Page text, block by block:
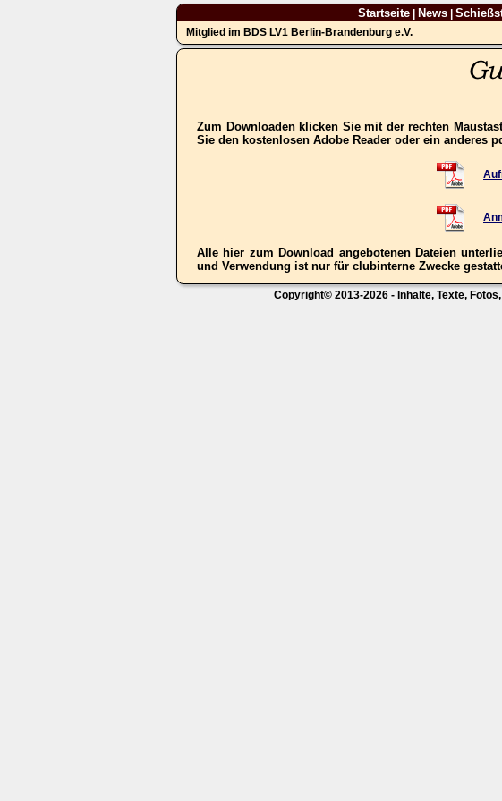
Startseite| News|
Mitglied im BDS LV1 Berlin-Brandenburg e.V.
Zum Downloaden klicken Sie mit der rechten
Sie den kostenlosen Adobe Reader oder ein anderes
Alle hier zum Download angebotenen Dateien
und Verwendung ist nur für clubinterne Zwecke
Copyright© 2013-2026 - Inhalte, Texte,